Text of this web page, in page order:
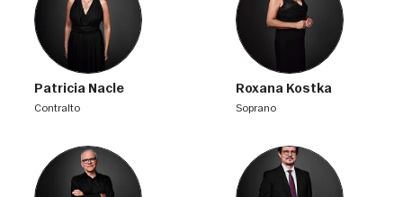
Patricia Nacle
contralto
Roxana Kostka
soprano